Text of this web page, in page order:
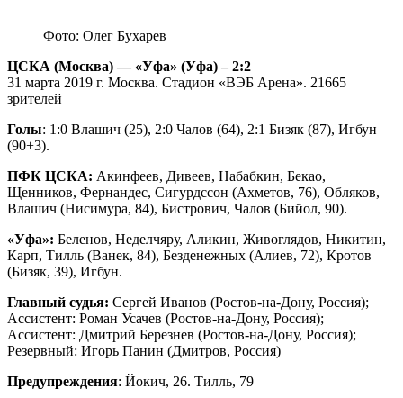
Фото: Олег Бухарев
ЦСКА (Москва) — «Уфа» (Уфа) – 2:2
31 марта 2019 г. Москва. Стадион «ВЭБ Арена». 21665
зрителей
Голы: 1:0 Влашич (25), 2:0 Чалов (64), 2:1 Бизяк (87), Игбун
(90+3).
ПФК ЦСКА: Акинфеев, Дивеев, Набабкин, Бекао,
Щенников, Фернандес, Сигурдссон (Ахметов, 76), Обляков,
Влашич (Нисимура, 84), Бистрович, Чалов (Бийол, 90).
«Уфа»: Беленов, Неделчяру, Аликин, Живоглядов, Никитин,
Карп, Тилль (Ванек, 84), Безденежных (Алиев, 72), Кротов
(Бизяк, 39), Игбун.
Главный судья: Сергей Иванов (Ростов-на-Дону, Россия);
Ассистент: Роман Усачев (Ростов-на-Дону, Россия);
Ассистент: Дмитрий Березнев (Ростов-на-Дону, Россия);
Резервный: Игорь Панин (Дмитров, Россия)
Предупреждения: Йокич, 26. Тилль, 79